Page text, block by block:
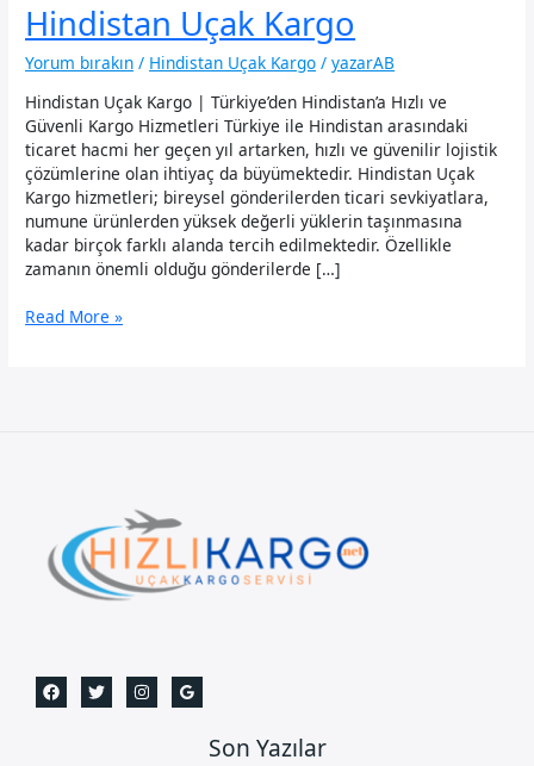
Hindistan Uçak Kargo
Yorum bırakın / Hindistan Uçak Kargo /yazarAB
Hindistan Uçak Kargo | Türkiye’den Hindistan’a Hızlı ve
Güvenli Kargo Hizmetleri Türkiye ile Hindistan arasındaki
ticaret hacmi her geçen yıl artarken, hızlı ve güvenilir lojistik
çözümlerine olan ihtiyaç da büyümektedir. Hindistan Uçak
Kargo hizmetleri; bireysel gönderilerden ticari sevkiyatlara,
numune ürünlerden yüksek değerli yüklerin taşınmasına
kadar birçok farklı alanda tercih edilmektedir. Özellikle
zamanın önemli olduğu gönderilerde […]
Hindistan
Read More »
Son Yazılar